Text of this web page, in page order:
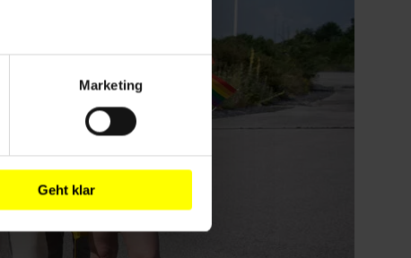
Marketing
Geht klar